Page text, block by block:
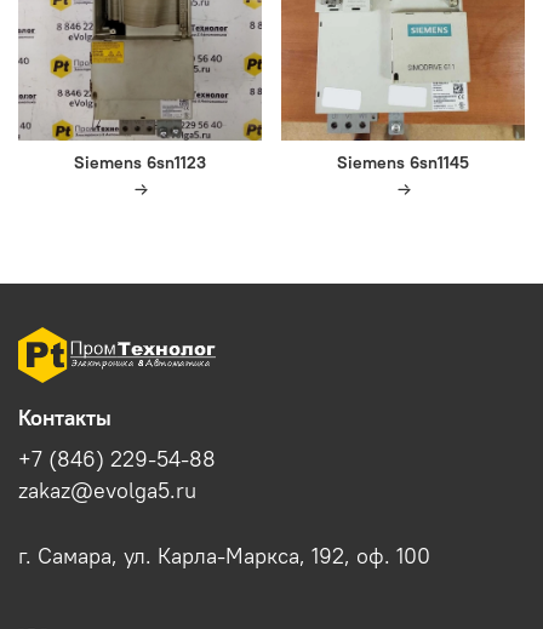
Siemens 6sn1123 Siemens 6sn1145
Контакты
+7 (846) 229-54-88
zakaz@evolga5.ru
г. Самара, ул. Карла-Маркса, 192, оф. 100